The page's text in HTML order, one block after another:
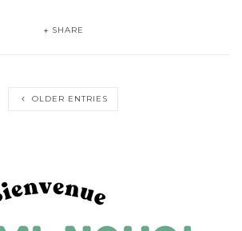
SHARE
OLDER ENTRIES